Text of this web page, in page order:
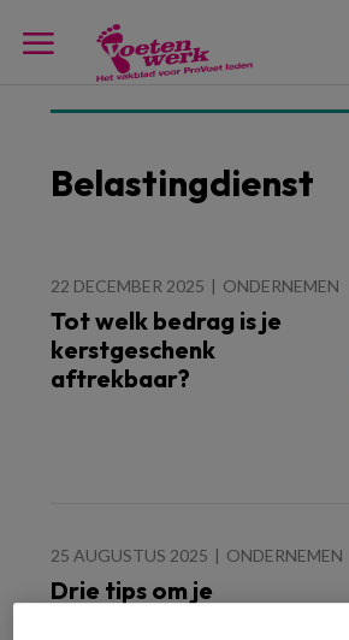
Belastingdienst
22 DECEMBER 2025 ONDERNEMEN
Tot welk bedrag is je
kerstgeschenk
aftrekbaar?
25 AUGUSTUS 2025 ONDERNEMEN
Drie tips om je